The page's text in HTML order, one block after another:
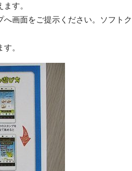
す。
画面をご提示ください。ソフトク
。